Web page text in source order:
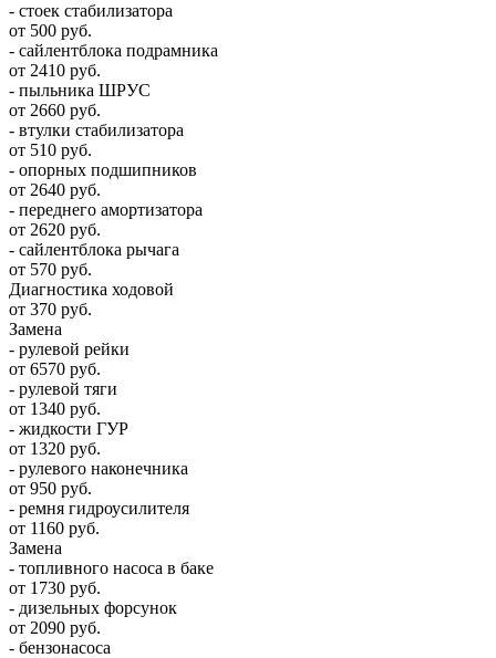
- стоек стабилизатора
от 500 руб.
- сайлентблока подрамника
от 2410 руб.
- пыльника ШРУС
от 2660 руб.
- втулки стабилизатора
от 510 руб.
- опорных подшипников
от 2640 руб.
- переднего амортизатора
от 2620 руб.
- сайлентблока рычага
от 570 руб.
Диагностика ходовой
от 370 руб.
Замена
- рулевой рейки
от 6570 руб.
- рулевой тяги
от 1340 руб.
- жидкости ГУР
от 1320 руб.
- рулевого наконечника
от 950 руб.
- ремня гидроусилителя
от 1160 руб.
Замена
- топливного насоса в баке
от 1730 руб.
- дизельных форсунок
от 2090 руб.
- бензонасоса